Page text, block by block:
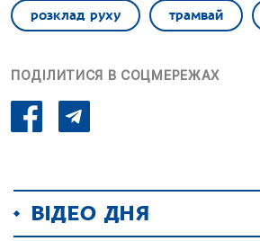
розклад руху трамвай
ПОДІЛИТИСЯ В СОЦМЕРЕЖАХ
ВІДЕО ДНЯ